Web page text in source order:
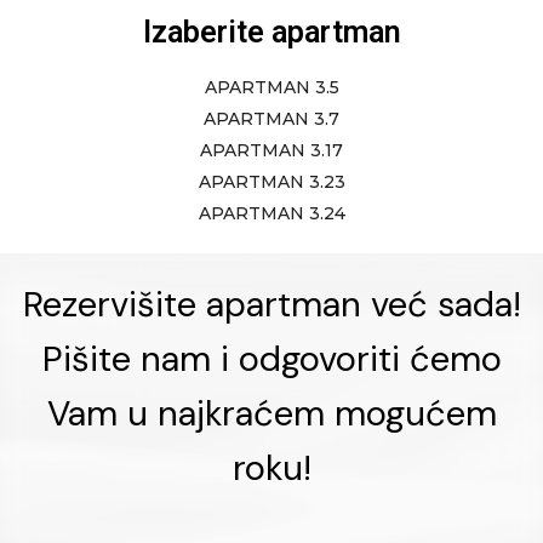
Izaberite apartman
APARTMAN 3.5
APARTMAN 3.7
APARTMAN 3.17
APARTMAN 3.23
APARTMAN 3.24
Rezervišite apartman već sada!
Pišite nam i odgovoriti ćemo
Vam u najkraćem mogućem
roku!